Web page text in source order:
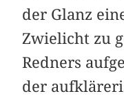
der Glanz
Zwielicht zu
Redners
der